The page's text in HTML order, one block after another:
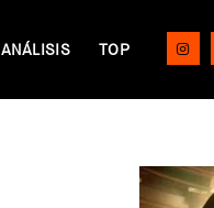
ANÁLISIS TOP